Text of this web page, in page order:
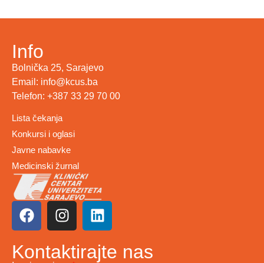
Info
Bolnička 25, Sarajevo
Email: info@kcus.ba
Telefon: +387 33 29 70 00
Lista čekanja
Konkursi i oglasi
Javne nabavke
Medicinski žurnal
Kontaktirajte nas